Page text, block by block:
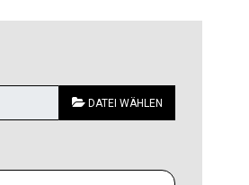
DATEI WÄHLEN